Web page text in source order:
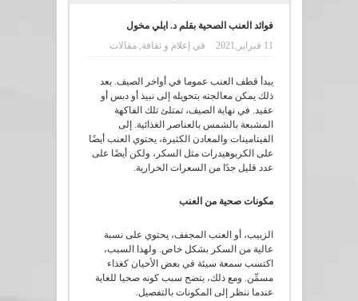
فوائد العنب الصحية بقلم د. ايلي مخول
11 فبراير,2021
في إعلام و ثقافة,مقالات
يبدأ قطف العنب عموما في أواخر الصيف. بعد
ذلك يمكن معالجته بتحويله إلى نبيذ أو دبس أو
عقيد. في نهاية الصيف، تمتلئ تلك الفاكهة
المشبعة بالشمس بالعناصر الغذائية. إلى
الفيتامينات والمعادن الكثيرة، يحتوي العنب أيضًا
على الكربوهيدرات مثل السكر، ولكن أيضًا على
عدد قليل جدًا من السعرات الحرارية.
مكونات صحية من العنب
الزبيب، أو العنب المجفف، يحتوي على نسبة
عالية من السكر بشكل خاص. ولهذا السبب،
اكتسب سمعة سيئة في بعض الأحيان كغذاء
مسمِّن. ومع ذلك، يتضح سبب كونه صحيا للغاية
عندما ننظر إلى المكونات بالتفصيل.